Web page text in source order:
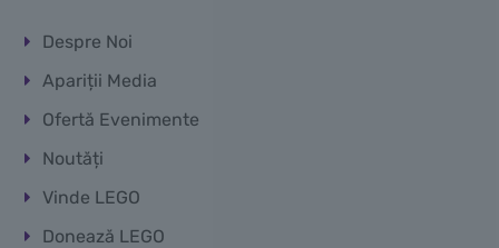
Despre Noi
Apariții Media
Ofertă Evenimente
Noutăți
Vinde LEGO
Donează LEGO